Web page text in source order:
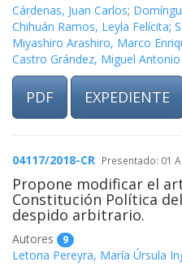
Cárdenas, Juan Carlos;
Chihuán Ramos, Leyla Felícita;
Miyashiro Arashiro, Marco
Castro Grández, Miguel Antonio
PDF EXPEDIENTE
04117/2018-CR Presentado: 01
Propone modificar el
Constitución Política
despido arbitrario.
Autores 9
Letona Pereyra, María Úrsula